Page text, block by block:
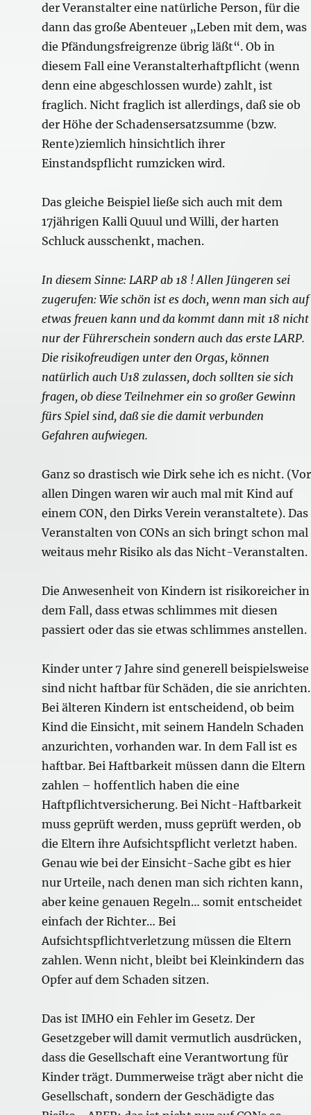
der Veranstalter eine natürliche Person, für die
dann das große Abenteuer „Leben mit dem, was
die Pfändungsfreigrenze übrig läßt“. Ob in
diesem Fall eine Veranstalterhaftpflicht (wenn
denn eine abgeschlossen wurde) zahlt, ist
fraglich. Nicht fraglich ist allerdings, daß sie ob
der Höhe der Schadensersatzsumme (bzw.
Rente)ziemlich hinsichtlich ihrer
Einstandspflicht rumzicken wird.
Das gleiche Beispiel ließe sich auch mit dem
17jährigen Kalli Quuul und Willi, der harten
Schluck ausschenkt, machen.
In diesem Sinne: LARP ab 18 ! Allen Jüngeren sei
zugerufen: Wie schön ist es doch, wenn man sich auf
etwas freuen kann und da kommt dann mit 18 nicht
nur der Führerschein sondern auch das erste LARP.
Die risikofreudigen unter den Orgas, können
natürlich auch U18 zulassen, doch sollten sie sich
fragen, ob diese Teilnehmer ein so großer Gewinn
fürs Spiel sind, daß sie die damit verbunden
Gefahren aufwiegen.
Ganz so drastisch wie Dirk sehe ich es nicht. (Vor
allen Dingen waren wir auch mal mit Kind auf
einem CON, den Dirks Verein veranstaltete). Das
Veranstalten von CONs an sich bringt schon mal
weitaus mehr Risiko als das Nicht-Veranstalten.
Die Anwesenheit von Kindern ist risikoreicher in
dem Fall, dass etwas schlimmes mit diesen
passiert oder das sie etwas schlimmes anstellen.
Kinder unter 7 Jahre sind generell beispielsweise
sind nicht haftbar für Schäden, die sie anrichten.
Bei älteren Kindern ist entscheidend, ob beim
Kind die Einsicht, mit seinem Handeln Schaden
anzurichten, vorhanden war. In dem Fall ist es
haftbar. Bei Haftbarkeit müssen dann die Eltern
zahlen – hoffentlich haben die eine
Haftpflichtversicherung. Bei Nicht-Haftbarkeit
muss geprüft werden, muss geprüft werden, ob
die Eltern ihre Aufsichtspflicht verletzt haben.
Genau wie bei der Einsicht-Sache gibt es hier
nur Urteile, nach denen man sich richten kann,
aber keine genauen Regeln… somit entscheidet
einfach der Richter… Bei
Aufsichtspflichtverletzung müssen die Eltern
zahlen. Wenn nicht, bleibt bei Kleinkindern das
Opfer auf dem Schaden sitzen.
Das ist IMHO ein Fehler im Gesetz. Der
Gesetzgeber will damit vermutlich ausdrücken,
dass die Gesellschaft eine Verantwortung für
Kinder trägt. Dummerweise trägt aber nicht die
Gesellschaft, sondern der Geschädigte das